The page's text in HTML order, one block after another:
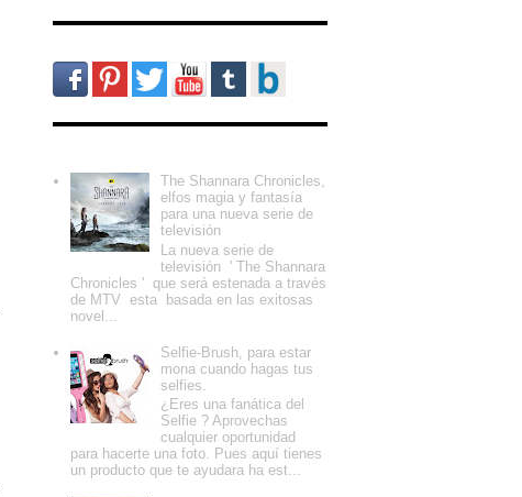
The Shannara Chronicles,
elfos magia y fantasía
para una nueva serie de
televisión
La nueva serie de
televisión ' The Shannara
Chronicles ' que será estenada a través
de MTV esta basada en las exitosas
novel...
Selfie-Brush, para estar
mona cuando hagas tus
selfies.
¿Eres una fanática del
Selfie ? Aprovechas
cualquier oportunidad
para hacerte una foto. Pues aquí tienes
un producto que te ayudara ha est...